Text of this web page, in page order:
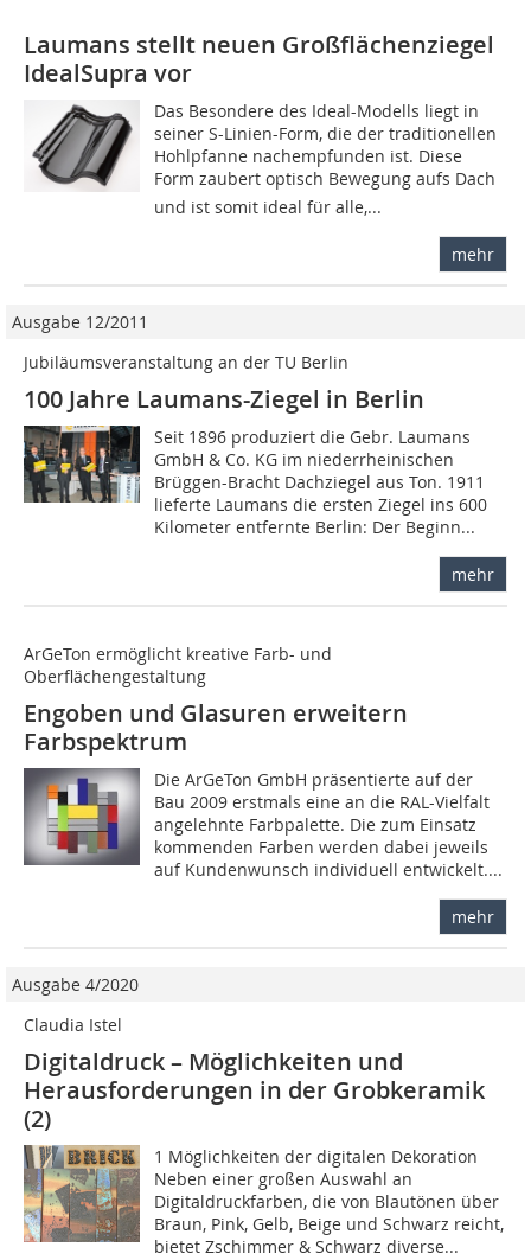
Laumans stellt neuen Großflächenziegel
IdealSupra vor
Das Besondere des Ideal-Modells liegt in
seiner S-Linien-Form, die der traditionellen
Hohlpfanne nachempfunden ist. Diese
Form zaubert optisch Bewegung aufs Dach
und ist somit ideal für alle,...
mehr
Ausgabe 12/2011
Jubiläumsveranstaltung an der TU Berlin
100 Jahre Laumans-Ziegel in Berlin
Seit 1896 produziert die Gebr. Laumans
GmbH & Co. KG im niederrheinischen
Brüggen-Bracht Dachziegel aus Ton. 1911
lieferte Laumans die ersten Ziegel ins 600
Kilometer entfernte Berlin: Der Beginn...
mehr
ArGeTon ermöglicht kreative Farb- und
Oberflächengestaltung
Engoben und Glasuren erweitern
Farbspektrum
Die ArGeTon GmbH präsentierte auf der
Bau 2009 erstmals eine an die RAL-Vielfalt
angelehnte Farbpalette. Die zum Einsatz
kommenden Farben werden dabei jeweils
auf Kundenwunsch individuell entwickelt....
mehr
Ausgabe 4/2020
Claudia Istel
Digitaldruck – Möglichkeiten und
Herausforderungen in der Grobkeramik
(2)
1 Möglichkeiten der digitalen Dekoration
Neben einer großen Auswahl an
Digitaldruckfarben, die von Blautönen über
Braun, Pink, Gelb, Beige und Schwarz reicht,
bietet Zschimmer & Schwarz diverse...